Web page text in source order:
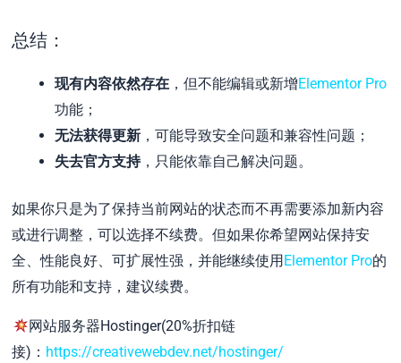
总结：
现有内容依然存在 ，但不能编辑或新增Elementor Pro
功能；
无法获得更新 ，可能导致安全问题和兼容性问题；
失去官方支持，只能依靠自己解决问题。
如果你只是为了保持当前网站的状态而不再需要添加新内容
或进行调整，可以选择不续费。但如果你希望网站保持安
全、性能良好、可扩展性强，并能继续使用 Elementor Pro的
所有功能和支持，建议续费。
网站服务器Hostinger(20%折扣链
接)： https://creativewebdev.net/hostinger/